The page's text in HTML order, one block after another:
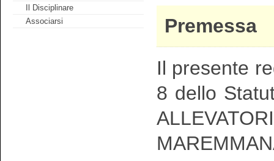
Il Disciplinare
Associarsi
Premessa
Il presente
8 dello